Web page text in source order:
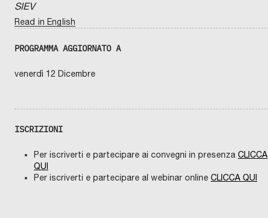
SIEV
Read in English
PROGRAMMA AGGIORNATO A
venerdì 12 Dicembre
ISCRIZIONI
Per iscriverti e partecipare ai convegni in presenza CLICCA
QUI
Per iscriverti e partecipare al webinar online CLICCA QUI